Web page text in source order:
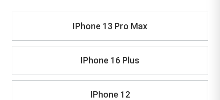
IPhone 13 Pro Max
IPhone 16 Plus
IPhone 12